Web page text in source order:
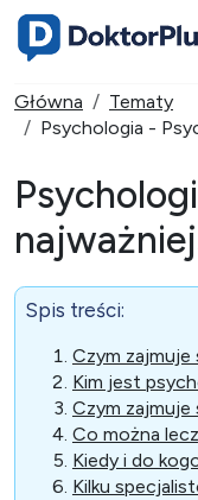
Główna
Tematy
Psychologia -
Spis treści:
Czym zajmuje
Kim jest
Czym zajmuje
Co można
Kiedy i do
Kilku